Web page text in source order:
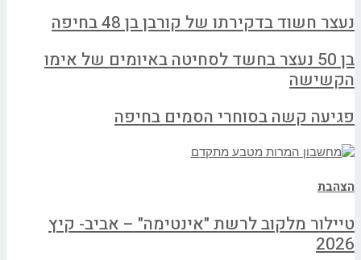
נעצר חשוד בדקירתו של קורבן בן 48 בחיפה
בן 50 נעצר בחשד לסחיטה באיומים של אימו
הקשישה
פגיעה קשה בסוחרי הסמים בחיפה
הצהבת
טיילור מלקוב לרשת "אינטימה" – אביב- קיץ
2026